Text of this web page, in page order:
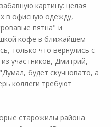
картину: целая
в офисную одежду,
пятна" и
кофе в ближайшем
только что вернулись с
из участников, Дмитрий,
будет скучновато, а
коллеги требуют
старожилы района